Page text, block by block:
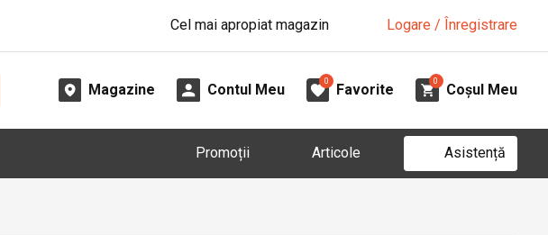
Cel mai apropiat magazin Logare / Înregistrare
Magazine Contul Meu
0
Favorite
0
Coșul Meu
Promoții Articole Asistență